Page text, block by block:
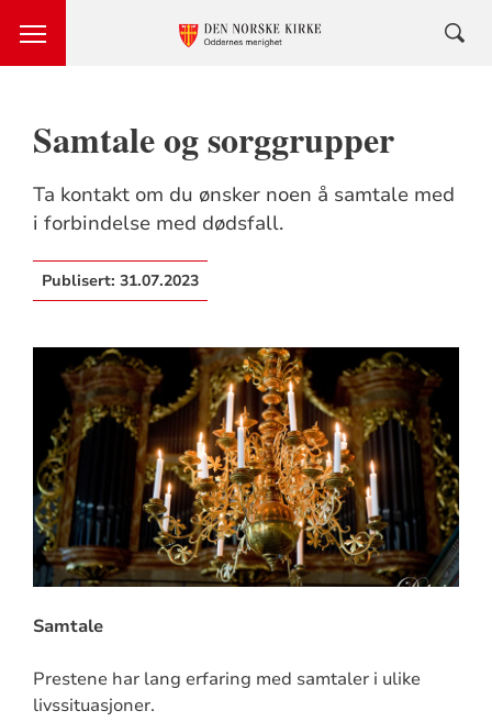
Samtale og sorggrupper
Ta kontakt om du ønsker noen å samtale med
i forbindelse med dødsfall.
Publisert: 31.07.2023
Samtale
Prestene har lang erfaring med samtaler i ulike
livssituasjoner.